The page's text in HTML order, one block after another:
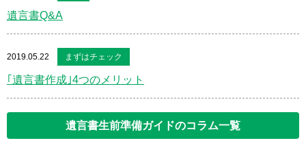
遺言書Q&A
2019.05.22 まずはチェック
｢遺言書作成｣4つのメリット
遺言書生前準備ガイドのコラム一覧